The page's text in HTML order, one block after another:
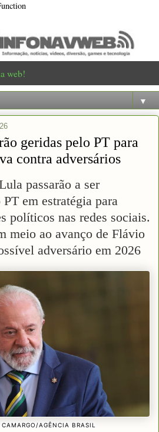
web!
▼
geridas pelo PT para
contra adversários
passarão a ser
em estratégia para
políticos nas redes sociais.
meio ao avanço de Flávio
adversário em 2026
AGÊNCIA BRASIL